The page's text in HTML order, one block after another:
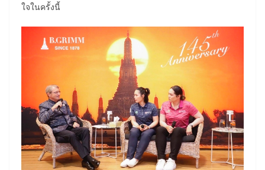
ใจในครั้งนี้